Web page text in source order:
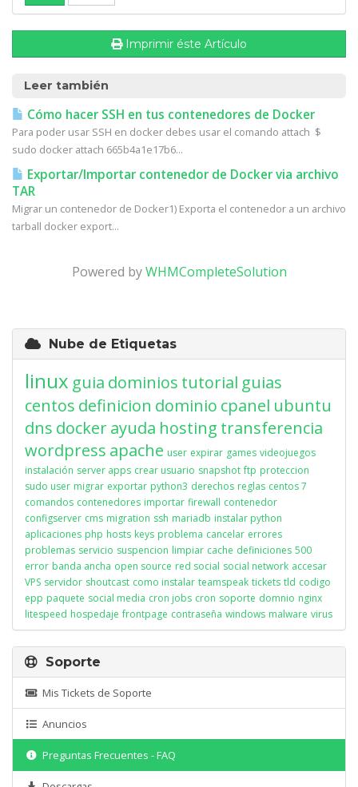
Imprimir éste Artículo
Leer también
Cómo hacer SSH en tus contenedores de Docker
Para poder usar SSH en docker debes usar el comando attach $
sudo docker attach 665b4a1e17b6...
Exportar/Importar contenedor de Docker via archivo
TAR
Migrar un contenedor de Docker1) Exporta el contenedor a un archivo
tarball docker export...
Powered byWHMCompleteSolution
Nube de Etiquetas
linux guia dominios tutorial guias
centos definicion dominio cpanel ubuntu
dns dockerayuda hosting transferencia
wordpress apache user expirar games videojuegos
instalación server apps crear usuario snapshot ftp proteccion
sudo user migrar exportar python3 derechos reglas centos 7
comandos contenedores importar firewall contenedor
configserver cms migration ssh mariadb instalar python
aplicaciones php hosts keys problema cancelar errores
problemas servicio suspencion limpiar cache definiciones 500
error banda ancha open source red social social network accesar
VPS servidor shoutcast como instalar teamspeak tickets tld codigo
epp paquete social media cron jobs cron soporte domnio nginx
litespeed hospedaje frontpage contraseña windows malware virus
Soporte
Mis Tickets de Soporte
Anuncios
Preguntas Frecuentes - FAQ